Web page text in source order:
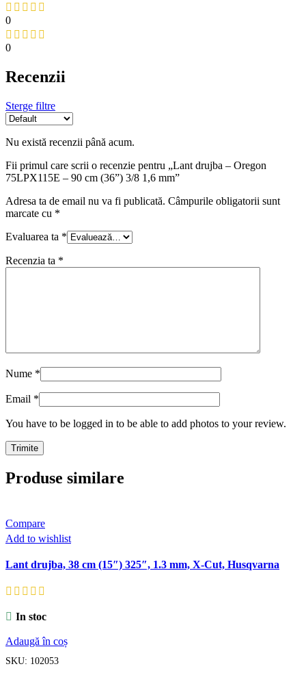
0
0
Recenzii
Sterge filtre
Nu există recenzii până acum.
Fii primul care scrii o recenzie pentru „Lant drujba – Oregon
75LPX115E – 90 cm (36”) 3/8 1,6 mm”
Adresa ta de email nu va fi publicată. Câmpurile obligatorii sunt
marcate cu *
Evaluarea ta *
Recenzia ta *
Nume *
Email *
You have to be logged in to be able to add photos to your review.
Produse similare
Compare
Add to wishlist
Lant drujba, 38 cm (15″) 325″, 1.3 mm, X-Cut, Husqvarna
In stoc
Adaugă în coș
SKU: 102053